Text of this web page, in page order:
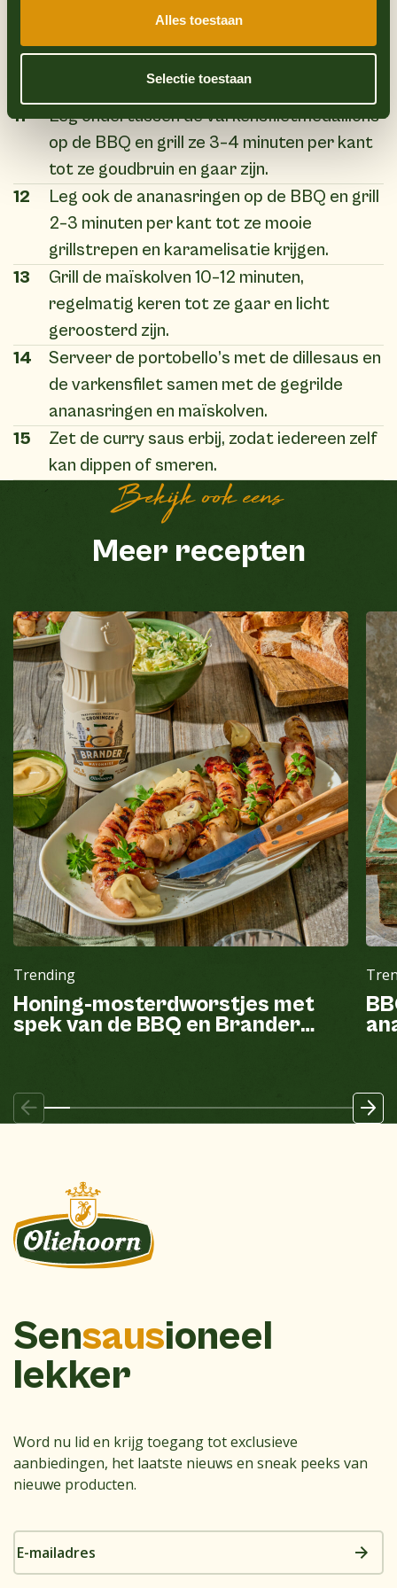
Alles toestaan
Selectie toestaan
7 minuten per kant tot ze zacht en sappig
11
Leg ondertussen de varkensfiletmedaillons
op de BBQ en grill ze 3–4 minuten per kant
tot ze goudbruin en gaar zijn.
12
Leg ook de ananasringen op de BBQ en grill
2–3 minuten per kant tot ze mooie
grillstrepen en karamelisatie krijgen.
13
Grill de maïskolven 10–12 minuten,
regelmatig keren tot ze gaar en licht
geroosterd zijn.
14
Serveer de portobello’s met de dillesaus en
de varkensfilet samen met de gegrilde
ananasringen en maïskolven.
15
Zet de curry saus erbij, zodat iedereen zelf
kan dippen of smeren.
Bekijk ook eens
Meer recepten
Trending
Honing-mosterdworstjes met
spek van de BBQ en Brander
Sensausioneel
lekker
Word nu lid en krijg toegang tot exclusieve
aanbiedingen, het laatste nieuws en sneak peeks van
nieuwe producten.
E-
mailadres